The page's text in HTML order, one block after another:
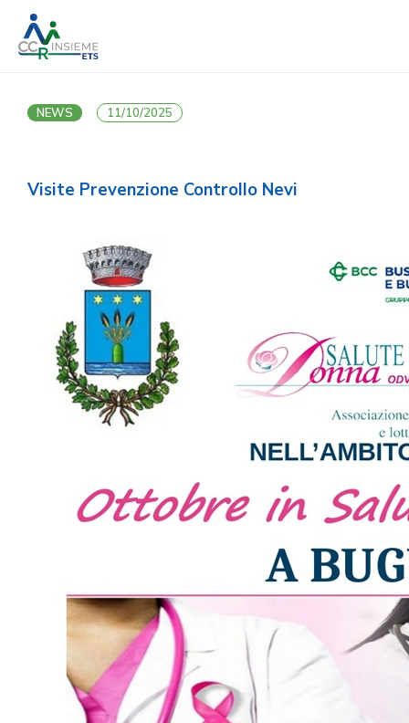
NEWS 11/10/2025
Visite Prevenzione Controllo Nevi